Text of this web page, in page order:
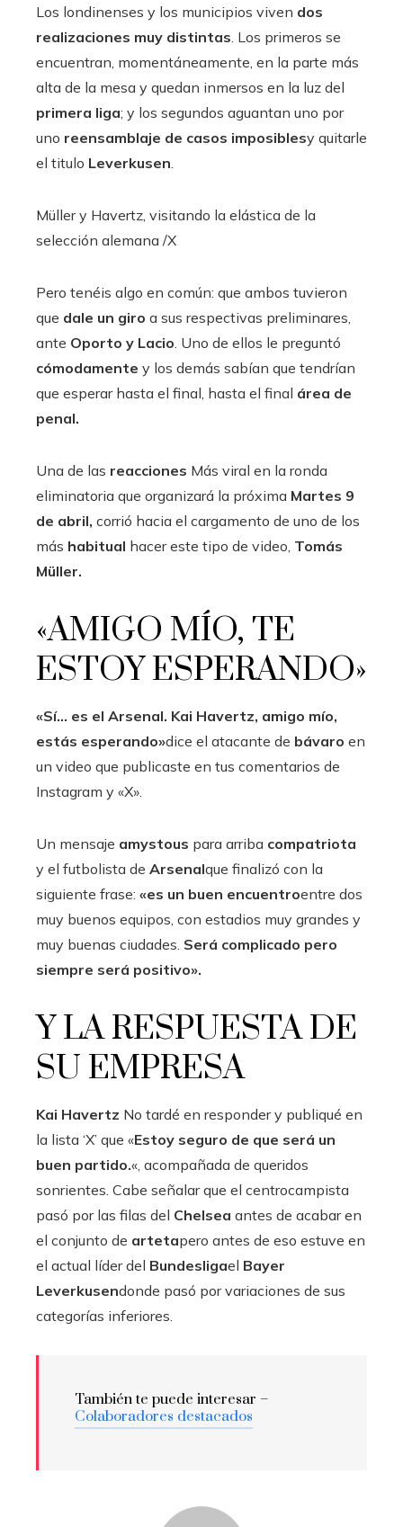
Los londinenses y los municipios viven dos
realizaciones muy distintas . Los primeros se
encuentran, momentáneamente, en la parte más
alta de la mesa y quedan inmersos en la luz del
primera liga; y los segundos aguantan uno por
uno reensamblaje de casos imposiblesy quitarle
el titulo Leverkusen
Müller y Havertz, visitando la elástica de la
selección alemana /X
Pero tenéis algo en común: que ambos tuvieron
que dale un giro a sus respectivas preliminares,
ante Oporto y Lacio . Uno de ellos le preguntó
cómodamente y los demás sabían que tendrían
que esperar hasta el final, hasta el final área de
penal.
Una de las reacciones Más viral en la ronda
eliminatoria que organizará la próxima Martes 9
de abril, corrió hacia el cargamento de uno de los
más habitual hacer este tipo de video, Tomás
Müller.
«AMIGO MÍO, TE
ESTOY ESPERANDO»
«Sí… es el Arsenal. Kai Havertz, amigo mío,
estás esperando»dice el atacante de bávaro en
un video que publicaste en tus comentarios de
Instagram y «X».
Un mensaje amystous para arriba compatriota
y el futbolista de Arsenalque finalizó con la
siguiente frase: «es un buen encuentroentre dos
muy buenos equipos, con estadios muy grandes y
muy buenas ciudades. Será complicado pero
siempre será positivo».
Y LA RESPUESTA DE
SU EMPRESA
Kai Havertz No tardé en responder y publiqué en
la lista ‘X’ que «Estoy seguro de que será un
buen partido.«, acompañada de queridos
sonrientes. Cabe señalar que el centrocampista
pasó por las filas del Chelsea antes de acabar en
el conjunto de artetapero antes de eso estuve en
el actual líder del Bundesligael Bayer
Leverkusendonde pasó por variaciones de sus
categorías inferiores.
También te puede interesar –
Colaboradores destacados